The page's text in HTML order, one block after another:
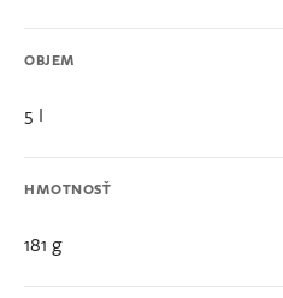
OBJEM
5 l
HMOTNOSŤ
181 g